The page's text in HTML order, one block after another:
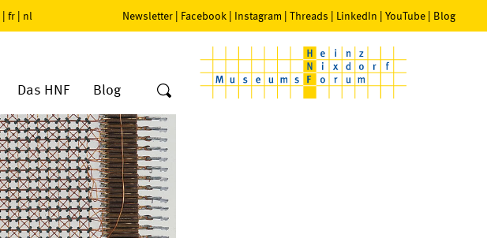
| fr | nl Newsletter | Facebook | Instagram | Threads | LinkedIn | YouTube | Blog
Das HNF Blog